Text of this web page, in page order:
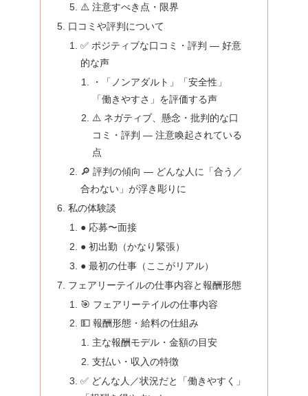
⚠️ 注意すべき点・限界
口コミや評判について
✅ ポジティブな口コミ・評判 — 好意
的な声
・「ノンアダルト」「安全性」
「働きやすさ」を評価する声
⚠️ ネガティブ、懸念・批判的な口
コミ・評判 — 注意喚起されている
点
🔎 評判の傾向 — どんな人に「合う／
合わない」が浮き彫りに
私の体験談
● 応募〜面接
● 初出勤（かなり緊張）
● 最初の仕事（ここがリアル）
フェアリーテイルの仕事内容と報酬形態
🎯 フェアリーテイルの仕事内容
💵 報酬形態・給料の仕組み
主な報酬モデル・金額の目安
支払い・収入の特徴
✅ どんな人／状況だと「働きやすく」